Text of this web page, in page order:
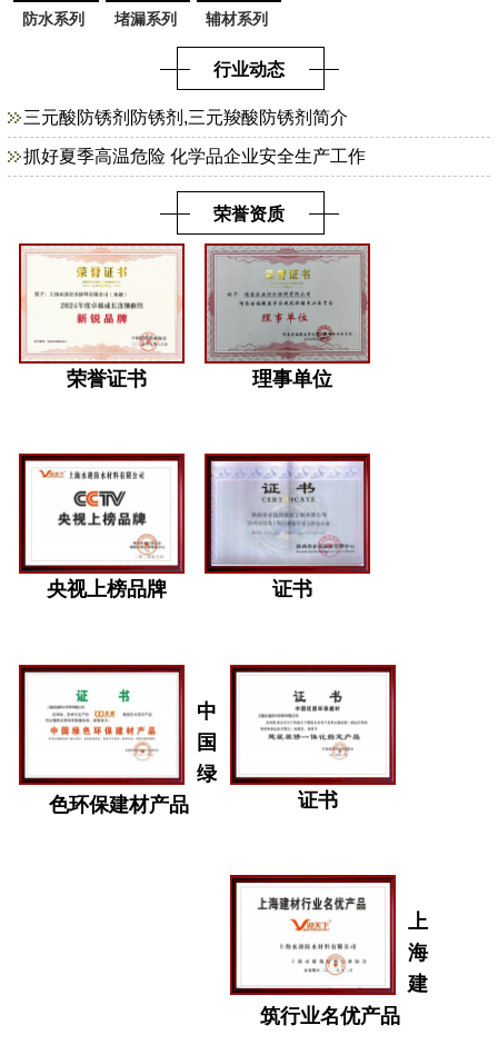
防水系列 堵漏系列 辅材系列
行业动态
三元酸防锈剂防锈剂,三元羧酸防锈剂简介
抓好夏季高温危险 化学品企业安全生产工作
荣誉资质
荣誉证书 理事单位
央视上榜品牌 证书
中
国
绿
色环保建材产品
证书
上
海
建
筑行业名优产品